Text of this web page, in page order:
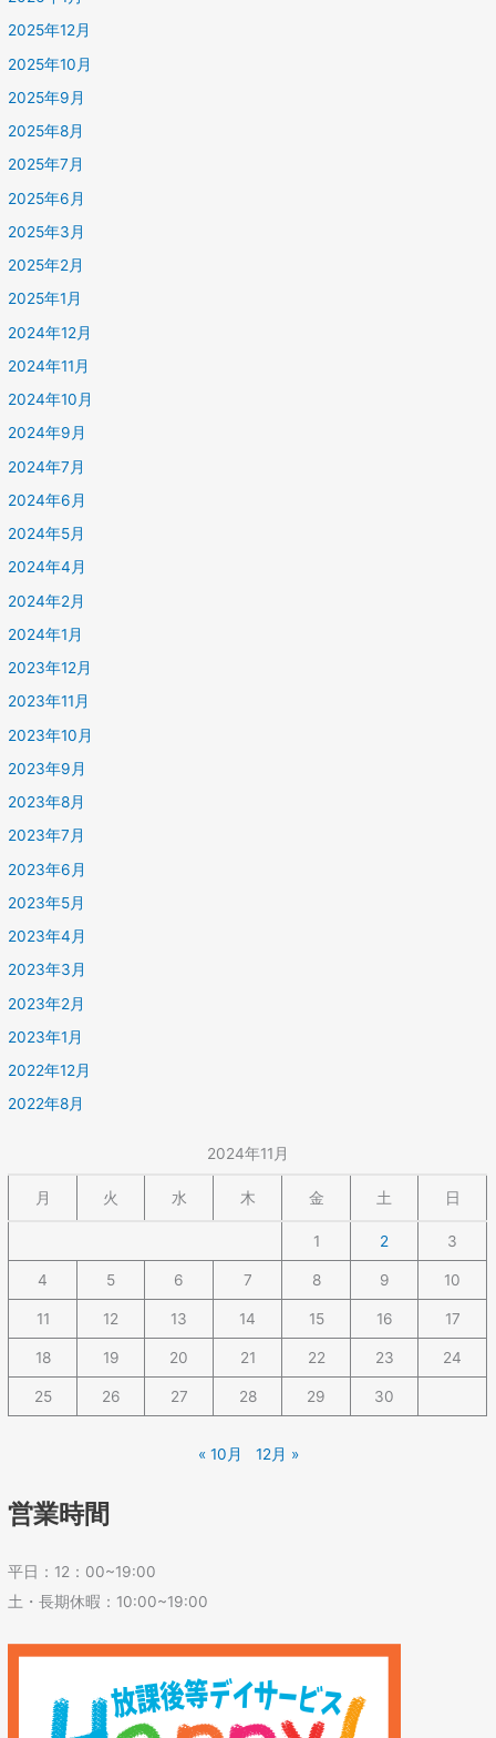
2025年12月
2025年10月
2025年9月
2025年8月
2025年7月
2025年6月
2025年3月
2025年2月
2025年1月
2024年12月
2024年11月
2024年10月
2024年9月
2024年7月
2024年6月
2024年5月
2024年4月
2024年2月
2024年1月
2023年12月
2023年11月
2023年10月
2023年9月
2023年8月
2023年7月
2023年6月
2023年5月
2023年4月
2023年3月
2023年2月
2023年1月
2022年12月
2022年8月
2024年11月
月 火 水 木 金 土 日
1 2 3
4 5 6 7 8 9 10
11 12 13 14 15 16 17
18 19 20 21 22 23 24
25 26 27 28 29 30
« 10月 12月 »
営業時間
平日：12：00~19:00
土・長期休暇：10:00~19:00